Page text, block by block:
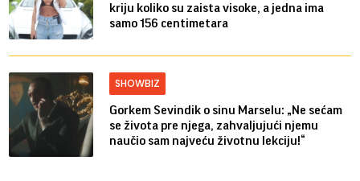
kriju koliko su zaista visoke, a jedna ima
samo 156 centimetara
SHOWBIZ
Gorkem Sevindik o sinu Marselu: „Ne sećam
se života pre njega, zahvaljujući njemu
naučio sam najveću životnu lekciju!“